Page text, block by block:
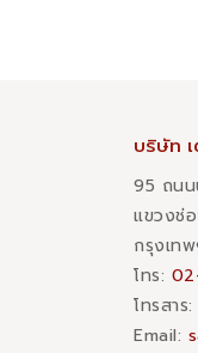
บริษัท
95 ถนน
แขวงช่
กรุงเท
โทร:
โทรสา
Email: